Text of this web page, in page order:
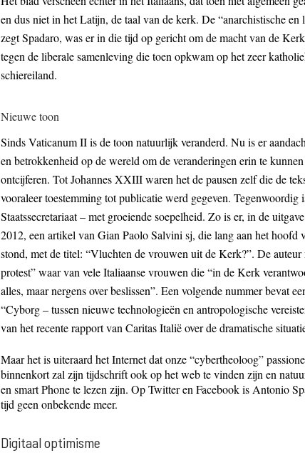
en dus niet in het Latijn, de taal van de kerk. De “anarchistische en
zegt Spadaro, was er in die tijd op gericht om de macht van de
tegen de liberale samenleving die toen opkwam ophet zeer
schiereiland.
Nieuwe toon
Sinds Vaticanum II is de toon natuurlijk veranderd. Nu is er
en betrokkenheid op de wereld om de veranderingen erin te kunnen
ontcijferen. Tot Johannes XXIII waren het de pausen zelf die de
vooraleer toestemming tot publicatie werd gegeven. Tegenwoordig
Staatssecretariaat – met groeiende soepelheid. Zo is er, in de
2012, een artikel van Gian Paolo Salvini sj, die lang aan het hoofd
stond, met de titel: “Vluchten de vrouwen uit de Kerk?”. De auteur
protest” waar van vele Italiaanse vrouwen die “in de Kerk
alles, maar nergens over beslissen”. Een volgende nummer bevat
“Cyborg – tussen nieuwe technologieën en antropologische
van het recente rapport van Caritas Italië over de dramatische
Maar het is uiteraard het Internet dat onze “cybertheoloog”
binnenkort zal zijn tijdschrift ook op het web te vinden zijn en
en smart Phone te lezen zijn. Op Twitter en Facebook is Antonio
tijd geen onbekende meer.
Digitaal optimisme